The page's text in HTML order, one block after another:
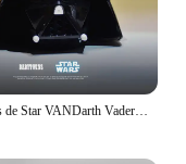
Figurines de Star VANDarth Vader, casque de cosplay, tête complète, masque de chasseur mando, jouets pour adultes, cadeaux d'anniversaire